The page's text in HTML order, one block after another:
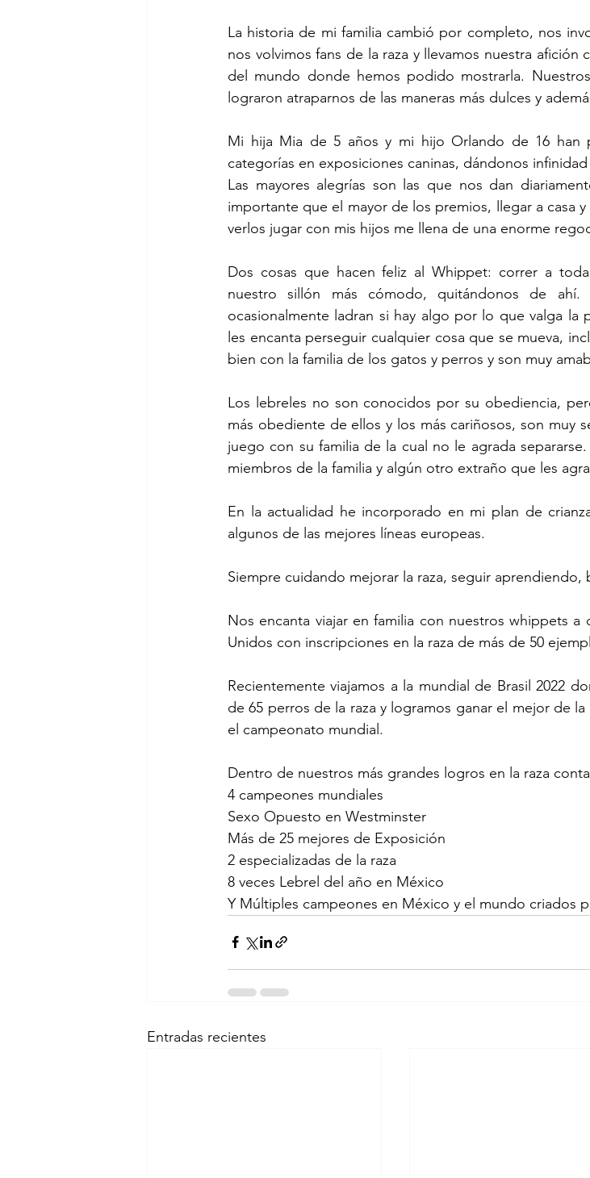
La historia de mi familia cambió por completo, nos
nos volvimos fans de la raza y llevamos nuestra
del mundo donde hemos podido mostrarla.
lograron atraparnos de las maneras más dulces y
Mi hija Mia de 5 años y mi hijo Orlando de 16 han
categorías en exposiciones caninas, dándonos
Las mayores alegrías son las que nos dan
importante que el mayor de los premios, llegar a casa
verlos jugar con mis hijos me llena de una enorme
Dos cosas que hacen feliz al Whippet: correr a
nuestro sillón más cómodo, quitándonos de
ocasionalmente ladran si hay algo por lo que valga la
les encanta perseguir cualquier cosa que se mueva,
bien con la familia de los gatos y perros y son muy
Los lebreles no son conocidos por su obediencia,
más obediente de ellos y los más cariñosos, son muy
juego con su familia de la cual no le agrada
miembros de la familia y algún otro extraño que les
En la actualidad he incorporado en mi plan de
algunos de las mejores líneas europeas.
Siempre cuidando mejorar la raza, seguir aprendiendo,
Nos encanta viajar en familia con nuestros whippets
Unidos con inscripciones en la raza de más de 50
Recientemente viajamos a la mundial de Brasil 2022
de 65 perros de la raza y logramos ganar el mejor de
el campeonato mundial.
Dentro de nuestros más grandes logros en la raza
4 campeones mundiales
Sexo Opuesto en Westminster
Más de 25 mejores de Exposición
2 especializadas de la raza
8 veces Lebrel del año en México
Y Múltiples campeones en México y el mundo criados
Entradas recientes